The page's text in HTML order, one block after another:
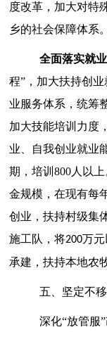
度改革， 加大对特
乡的社会保障体系。
全面落实就
程”， 加大扶持创
业服务体系，统筹
加大技能培训力度
业、自我创业就业
期，培训800人以上
金规模，在现有每
创业 ，扶持村级集
施工队，将200万
承建，扶持本地农
五、坚定不
深化“放管服